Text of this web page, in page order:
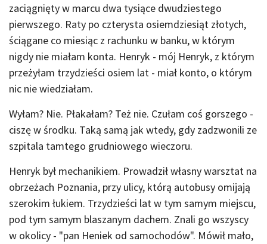
zaciągnięty w marcu dwa tysiące dwudziestego
pierwszego. Raty po czterysta osiemdziesiąt złotych,
ściągane co miesiąc z rachunku w banku, w którym
nigdy nie miałam konta. Henryk - mój Henryk, z którym
przeżyłam trzydzieści osiem lat - miał konto, o którym
nic nie wiedziałam.
Wyłam? Nie. Płakałam? Też nie. Czułam coś gorszego -
ciszę w środku. Taką samą jak wtedy, gdy zadzwonili ze
szpitala tamtego grudniowego wieczoru.
Henryk był mechanikiem. Prowadził własny warsztat na
obrzeżach Poznania, przy ulicy, którą autobusy omijają
szerokim łukiem. Trzydzieści lat w tym samym miejscu,
pod tym samym blaszanym dachem. Znali go wszyscy
w okolicy - "pan Heniek od samochodów". Mówił mało,